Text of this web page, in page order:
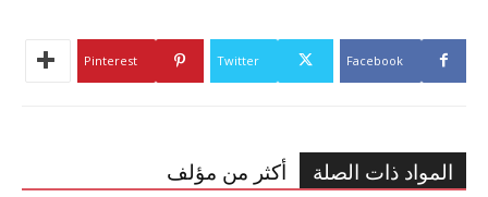
Facebook
Twitter
Pinterest
المواد ذات الصلة أكثر من مؤلف